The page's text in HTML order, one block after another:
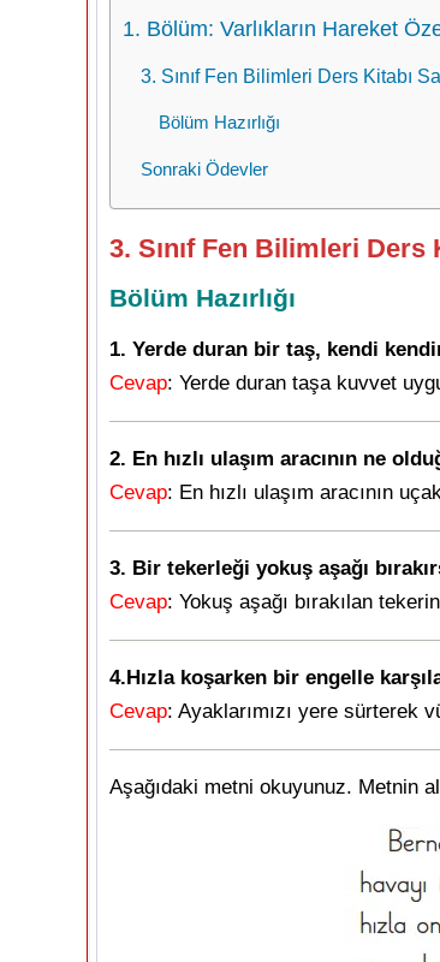
1. Bölüm: Varlıkların Hareket
3. Sınıf Fen Bilimleri Ders Kitabı
Bölüm Hazırlığı
Sonraki Ödevler
3. Sınıf Fen Bilimleri Ders
Bölüm Hazırlığı
1. Yerde duran bir taş, kendi
Cevap: Yerde duran taşa kuvvet
2. En hızlı ulaşım aracının ne
Cevap: En hızlı ulaşım aracının
3. Bir tekerleği yokuş aşağı
Cevap: Yokuş aşağı bırakılan
4.Hızla koşarken bir engelle
Cevap: Ayaklarımızı yere sürterek
Aşağıdaki metni okuyunuz. Metnin